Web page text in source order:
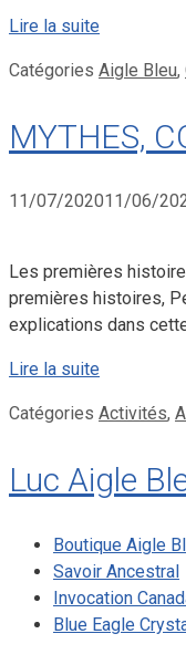
Lire la suite
Catégories Aigle Bleu,
MYTHES,
11/07/202011/06/
Les premières
premières histoires,
explications dans
Lire la suite
Catégories Activités,
Luc Aigle
Boutique Aigle
Savoir Ancestral
Invocation
Blue Eagle